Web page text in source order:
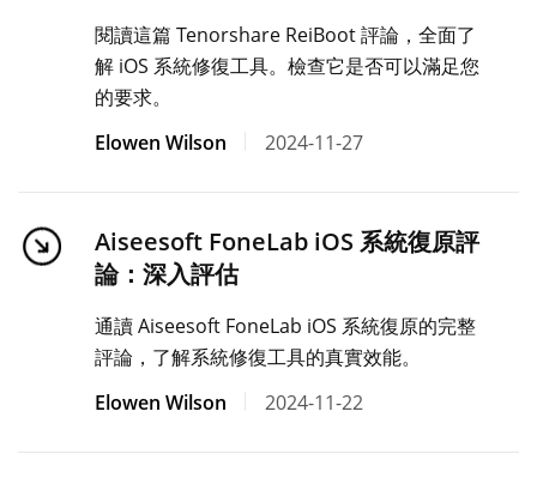
閱讀這篇 Tenorshare ReiBoot 評論，全面了
解 iOS 系統修復工具。檢查它是否可以滿足您
的要求。
Elowen Wilson
2024-11-27
Aiseesoft FoneLab iOS 系統復原評
論：深入評估
通讀 Aiseesoft FoneLab iOS 系統復原的完整
評論，了解系統修復工具的真實效能。
Elowen Wilson
2024-11-22